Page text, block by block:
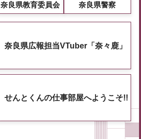
奈良県教育委員会 奈良県警察
奈良県広報担当VTuber「奈々鹿」
せんとくんの仕事部屋へようこそ!!